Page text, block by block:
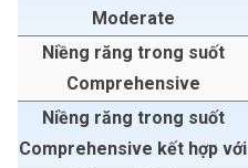
Moderate
Niềng răng trong suốt
Comprehensive
Niềng răng trong suốt
Comprehensive kết hợp với